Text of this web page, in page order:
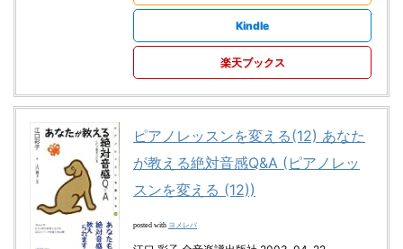
Kindle
楽天ブックス
ピアノレッスンを変える(12) あなた
が教える絶対音感Q&A (ピアノレッ
スンを変える (12))
posted with ヨメレバ